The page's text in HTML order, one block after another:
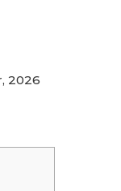
2026